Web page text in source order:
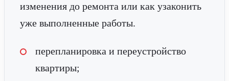
изменения до ремонта или как узаконить
уже выполненные работы.
перепланировка и переустройство
квартиры;